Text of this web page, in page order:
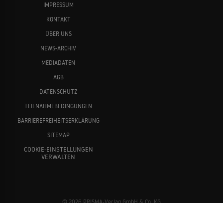
IMPRESSUM
KONTAKT
ÜBER UNS
NEWS-ARCHIV
MEDIADATEN
AGB
DATENSCHUTZ
TEILNAHMEBEDINGUNGEN
BARRIEREFREIHEITSERKLÄRUNG
SITEMAP
COOKIE-EINSTELLUNGEN
VERWALTEN